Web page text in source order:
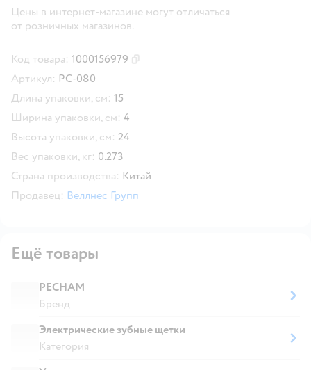
Цены в интернет-магазине могут отличаться
от розничных магазинов.
Код товара: 1000156979
Артикул: PC-080
Длина упаковки, см: 15
Ширина упаковки, см: 4
Высота упаковки, см: 24
Вес упаковки, кг: 0.273
Страна производства: Китай
Продавец: Веллнес Групп
Ещё товары
PECHAM
Бренд
Электрические зубные щетки
Категория